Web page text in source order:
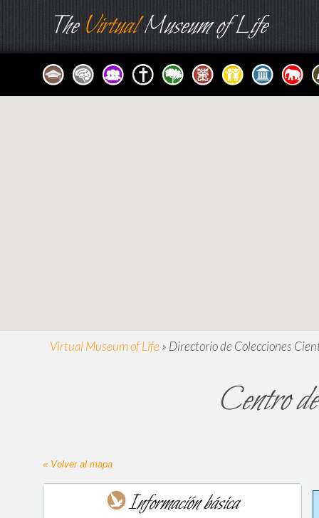
TheVirtualMuseum of Life
Virtual Museum of Life » Directorio de Colecciones
Centro
« Volver al mapa
Información básica